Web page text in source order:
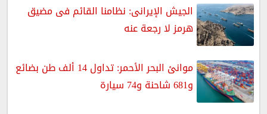
الجيش الإيرانى: نظامنا القائم فى مضيق
هرمز لا رجعة عنه
موانئ البحر الأحمر: تداول 14 ألف طن بضائع
و681 شاحنة و74 سيارة